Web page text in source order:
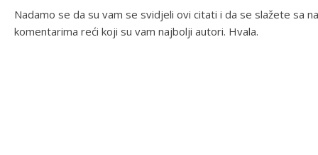
Nadamo se da su vam se svidjeli ovi citati i da se slažete sa
komentarima reći koji su vam najbolji autori. Hvala.